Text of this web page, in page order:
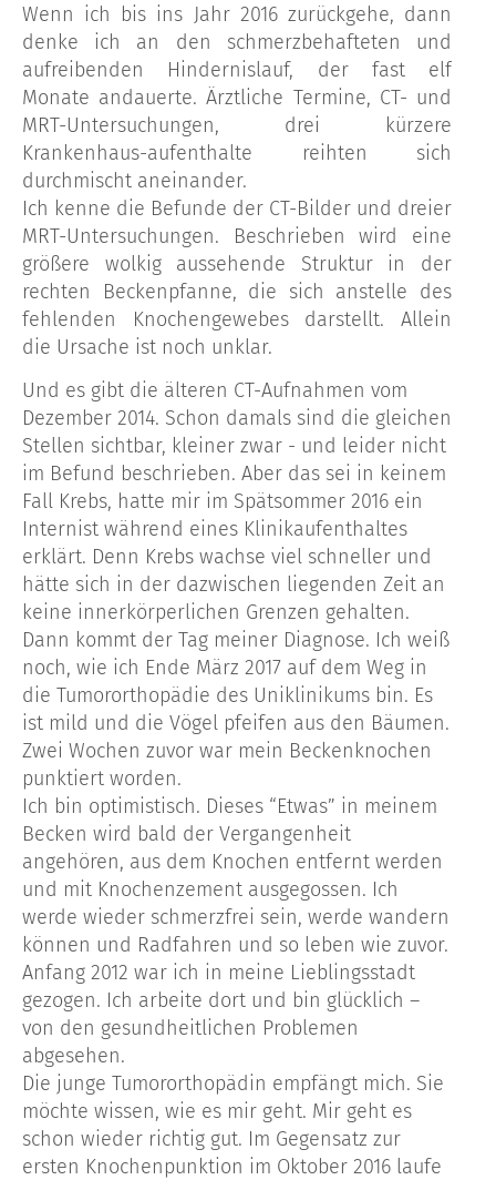
Wenn ich bis ins Jahr 2016 zurückgehe, dann
denke ich an den schmerzbehafteten und
aufreibenden Hindernislauf, der fast elf
Monate andauerte. Ärztliche Termine, CT- und
MRT-Untersuchungen, drei kürzere
Krankenhaus-aufenthalte reihten sich
durchmischt aneinander.
Ich kenne die Befunde der CT-Bilder und dreier
MRT-Untersuchungen. Beschrieben wird eine
größere wolkig aussehende Struktur in der
rechten Beckenpfanne, die sich anstelle des
fehlenden Knochengewebes darstellt. Allein
die Ursache ist noch unklar.
Und es gibt die älteren CT-Aufnahmen vom
Dezember 2014. Schon damals sind die gleichen
Stellen sichtbar, kleiner zwar - und leider nicht
im Befund beschrieben. Aber das sei in keinem
Fall Krebs, hatte mir im Spätsommer 2016 ein
Internist während eines Klinikaufenthaltes
erklärt. Denn Krebs wachse viel schneller und
hätte sich in der dazwischen liegenden Zeit an
keine innerkörperlichen Grenzen gehalten.
Dann kommt der Tag meiner Diagnose. Ich weiß
noch, wie ich Ende März 2017 auf dem Weg in
die Tumororthopädie des Uniklinikums bin. Es
ist mild und die Vögel pfeifen aus den Bäumen.
Zwei Wochen zuvor war mein Beckenknochen
punktiert worden.
Ich bin optimistisch. Dieses “Etwas” in meinem
Becken wird bald der Vergangenheit
angehören, aus dem Knochen entfernt werden
und mit Knochenzement ausgegossen. Ich
werde wieder schmerzfrei sein, werde wandern
können und Radfahren und so leben wie zuvor.
Anfang 2012 war ich in meine Lieblingsstadt
gezogen. Ich arbeite dort und bin glücklich –
von den gesundheitlichen Problemen
abgesehen.
Die junge Tumororthopädin empfängt mich. Sie
möchte wissen, wie es mir geht. Mir geht es
schon wieder richtig gut. Im Gegensatz zur
ersten Knochenpunktion im Oktober 2016 laufe